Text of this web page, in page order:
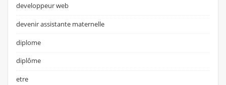
developpeur web
devenir assistante maternelle
diplome
diplôme
etre